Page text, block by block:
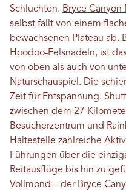
Schluchten. Bryce Canyon
selbst fällt von einem
bewachsenen Plateau ab.
Hoodoo-Felsnadeln, ist
von oben als auch von
Naturschauspiel. Die
Zeit für Entspannung.
zwischen dem 27
Besucherzentrum und
Haltestelle zahlreiche
Führungen über die
Reitausflüge bis hin zu
Vollmond – der Bryce